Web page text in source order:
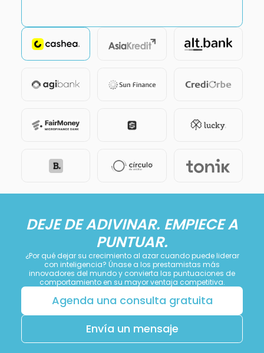
DEJE DE ADIVINAR. EMPIECE A
PUNTUAR.
¿Por qué dejar su crecimiento al azar cuando puede liderar
con inteligencia? Únase a los prestamistas más
innovadores del mundo y convierta las puntuaciones de
comportamiento en su mayor ventaja competitiva.
Agenda una consulta gratuita
Envía un mensaje